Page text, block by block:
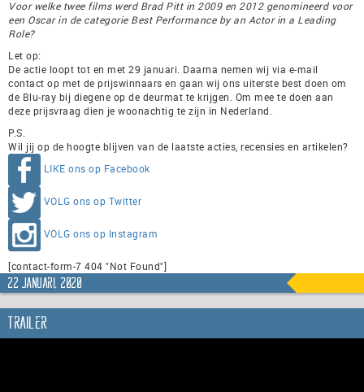
Voor welke twee films werd Brad Pitt in 2009 en 2012 genomineerd voor
een Oscar in de categorie Best Performance by an Actor in a Leading
Role?
Let op:
De actie loopt tot en met 29 januari. Daarna nemen wij via e-mail
contact op met de prijswinnaars en gaan wij ons uiterste best doen om
de Blu-ray bij diegene op de deurmat te krijgen. Om mee te doen aan
deze prijsvraag dien je woonachtig te zijn in Nederland.
P.S.
Wil jij op de hoogte blijven van de laatste acties, recensies en artikelen?
LIKE ons op Facebook
VOLG ons op Twitter
VOLG ons op Instagram
[contact-form-7 404 "Not Found"]
22 januari, 2020
Trailer